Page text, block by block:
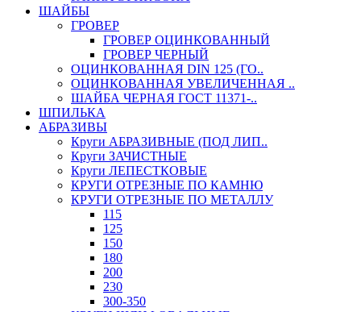
ШАЙБЫ
ГРОВЕР
ГРОВЕР ОЦИНКОВАННЫЙ
ГРОВЕР ЧЕРНЫЙ
ОЦИНКОВАННАЯ DIN 125 (ГО..
ОЦИНКОВАННАЯ УВЕЛИЧЕННАЯ ..
ШАЙБА ЧЕРНАЯ ГОСТ 11371-..
ШПИЛЬКА
АБРАЗИВЫ
Круги АБРАЗИВНЫЕ (ПОД ЛИП..
Круги ЗАЧИСТНЫЕ
Круги ЛЕПЕСТКОВЫЕ
КРУГИ ОТРЕЗНЫЕ ПО КАМНЮ
КРУГИ ОТРЕЗНЫЕ ПО МЕТАЛЛУ
115
125
150
180
200
230
300-350